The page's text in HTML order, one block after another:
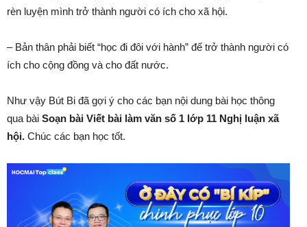
rèn luyện mình trở thành người có ích cho xã hội.
– Bản thân phải biết “học đi đôi với hành” đế trở thành người có
ích cho cộng đồng và cho đất nước.
Như vậy Bút Bi đã gợi ý cho các bạn nội dung bài học thông
qua bài Soạn bài Viết bài làm văn số 1 lớp 11 Nghị luận xã
hội. Chúc các bạn học tốt.